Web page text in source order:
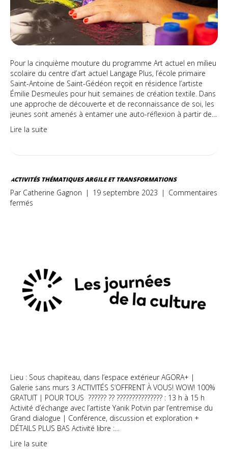
Pour la cinquième mouture du programme Art actuel en milieu
scolaire du centre d’art actuel Langage Plus, l’école primaire
Saint-Antoine de Saint-Gédéon reçoit en résidence l’artiste
Émilie Desmeules pour huit semaines de création textile. Dans
une approche de découverte et de reconnaissance de soi, les
jeunes sont amenés à entamer une auto-réflexion à partir de…
Lire la suite
ACTIVITÉS THÉMATIQUES ARGILE ET TRANSFORMATIONS
Par Catherine Gagnon | 19 septembre 2023 | Commentaires
fermés
Lieu : Sous chapiteau, dans l’espace extérieur AGORA+ |
Galerie sans murs 3 ACTIVITÉS S’OFFRENT À VOUS! WOW! 100%
GRATUIT | POUR TOUS ?????? ?? ??????????????? : 13 h à 15 h
Activité d’échange avec l’artiste Yanik Potvin par l’entremise du
Grand dialogue | Conférence, discussion et exploration +
DÉTAILS PLUS BAS Activité libre :…
Lire la suite